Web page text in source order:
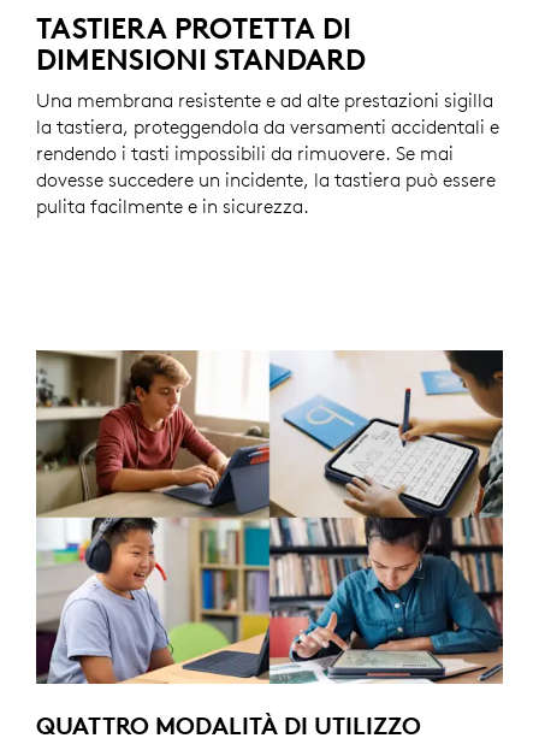
TASTIERA PROTETTA DI
DIMENSIONI STANDARD
Una membrana resistente e ad alte prestazioni sigilla
la tastiera, proteggendola da versamenti accidentali e
rendendo i tasti impossibili da rimuovere. Se mai
dovesse succedere un incidente, la tastiera può essere
pulita facilmente e in sicurezza.
QUATTRO MODALITÀ DI UTILIZZO